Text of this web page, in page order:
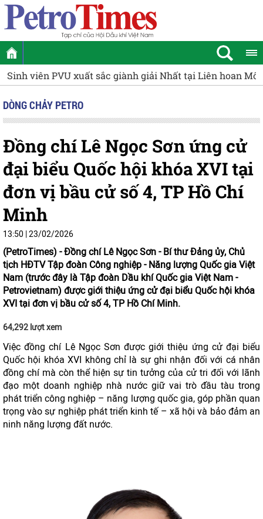
Sinh viên PVU xuất sắc giành giải Nhất tại Liên hoan
DÒNG CHẢY PETRO
Đồng chí Lê Ngọc Sơn ứng cử
đại biểu Quốc hội khóa XVI tại
đơn vị bầu cử số 4, TP Hồ Chí
Minh
13:50 | 23/02/2026
(PetroTimes) -Đồng chí Lê Ngọc Sơn - Bí thư Đảng ủy, Chủ
tịch HĐTV Tập đoàn Công nghiệp - Năng lượng Quốc gia Việt
Nam (trước đây là Tập đoàn Dầu khí Quốc gia Việt Nam -
Petrovietnam) được giới thiệu ứng cử đại biểu Quốc hội khóa
XVI tại đơn vị bầu cử số 4, TP Hồ Chí Minh.
64,292 lượt xem
Việc đồng chí Lê Ngọc Sơn được giới thiệu ứng cử đại biểu
Quốc hội khóa XVI không chỉ là sự ghi nhận đối với cá nhân
đồng chí mà còn thể hiện sự tin tưởng của cử tri đối với lãnh
đạo một doanh nghiệp nhà nước giữ vai trò đầu tàu trong
phát triển công nghiệp – năng lượng quốc gia, góp phần quan
trọng vào sự nghiệp phát triển kinh tế – xã hội và bảo đảm an
ninh năng lượng đất nước.